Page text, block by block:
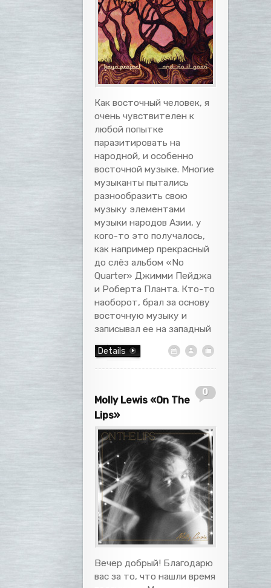
Как восточный человек, я
очень чувствителен к
любой попытке
паразитировать на
народной, и особенно
восточной музыке. Многие
музыканты пытались
разнообразить свою
музыку элементами
музыки народов Азии, у
кого-то это получалось,
как например прекрасный
до слёз альбом «No
Quarter» Джимми Пейджа
и Роберта Планта. Кто-то
наоборот, брал за основу
восточную музыку и
записывал ее на западный
Details
0
Molly Lewis «On The
Lips»
Вечер добрый! Благодарю
вас за то, что нашли время